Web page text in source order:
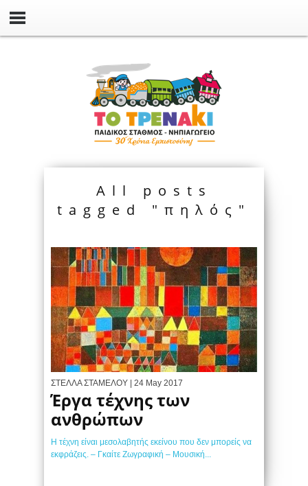
All posts
tagged "πηλός"
ΣΤΕΛΛΑ ΣΤΑΜΕΛΟΥ | 24 May 2017
Έργα τέχνης των
ανθρώπων
Η τέχνη είναι μεσολαβητής εκείνου που δεν μπορείς να
εκφράζεις. – Γκαίτε Ζωγραφική – Μουσική...